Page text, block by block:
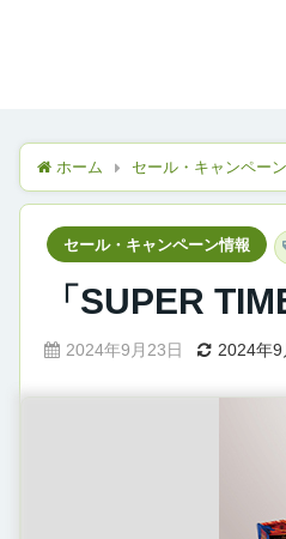
ホーム セール・キャンペー
セール・キャンペーン情報
「SUPER
2024年9月23日 2024年9